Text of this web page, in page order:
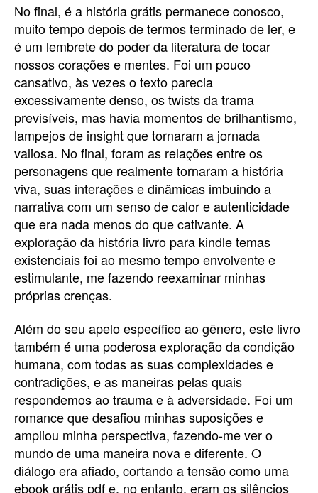
No final, é a história grátis permanece conosco,
muito tempo depois de termos terminado de ler, e
é um lembrete do poder da literatura de tocar
nossos corações e mentes. Foi um pouco
cansativo, às vezes o texto parecia
excessivamente denso, os twists da trama
previsíveis, mas havia momentos de brilhantismo,
lampejos de insight que tornaram a jornada
valiosa. No final, foram as relações entre os
personagens que realmente tornaram a história
viva, suas interações e dinâmicas imbuindo a
narrativa com um senso de calor e autenticidade
que era nada menos do que cativante. A
exploração da história livro para kindle temas
existenciais foi ao mesmo tempo envolvente e
estimulante, me fazendo reexaminar minhas
próprias crenças.
Além do seu apelo específico ao gênero, este livro
também é uma poderosa exploração da condição
humana, com todas as suas complexidades e
contradições, e as maneiras pelas quais
respondemos ao trauma e à adversidade. Foi um
romance que desafiou minhas suposições e
ampliou minha perspectiva, fazendo-me ver o
mundo de uma maneira nova e diferente. O
diálogo era afiado, cortando a tensão como uma
ebook grátis pdf e, no entanto, eram os silêncios